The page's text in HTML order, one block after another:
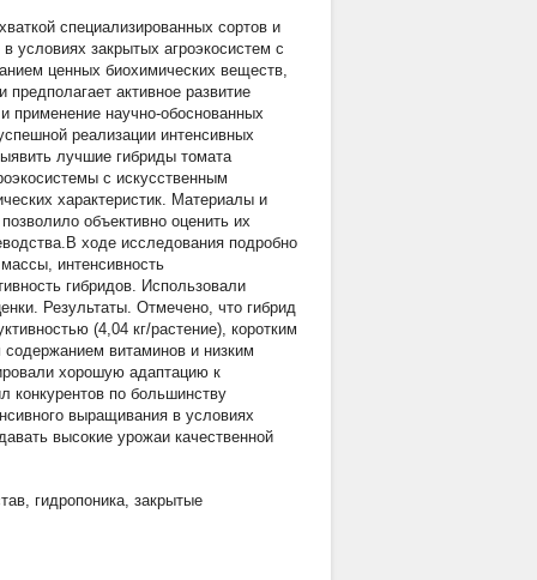
специализированных сортов и
условиях закрытых агроэкосистем с
ценных биохимических веществ,
активное развитие
применение научно-обоснованных
реализации интенсивных
лучшие гибриды томата
с искусственным
характеристик. Материалы и
объективно оценить их
ходе исследования подробно
интенсивность
гибридов. Использовали
Результаты. Отмечено, что гибрид
(4,04 кг/растение), коротким
витаминов и низким
хорошую адаптацию к
конкурентов по большинству
выращивания в условиях
высокие урожаи качественной
, гидропоника, закрытые